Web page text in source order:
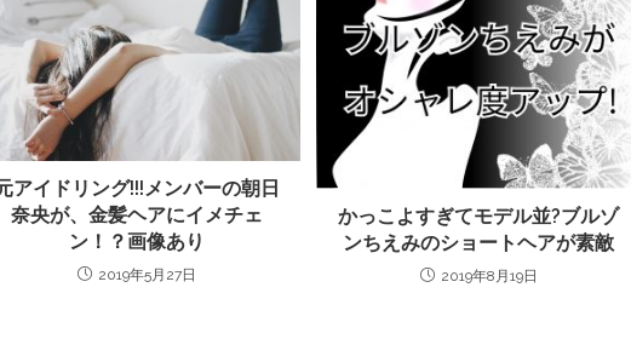
アイドリング!!!メンバーの朝日
奈央が、金髪ヘアにイメチェ
ン！？画像あり
2019年5月27日
かっこよすぎてモデル並?ブルゾ
ンちえみのショートヘアが素敵
2019年8月19日